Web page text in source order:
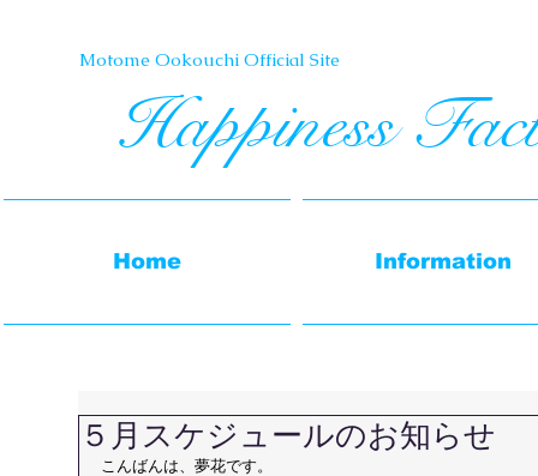
５月スケジュールのお知らせ
こんばんは、夢花です。
Home Information
Motome Ookouchi Official Site​
Happiness